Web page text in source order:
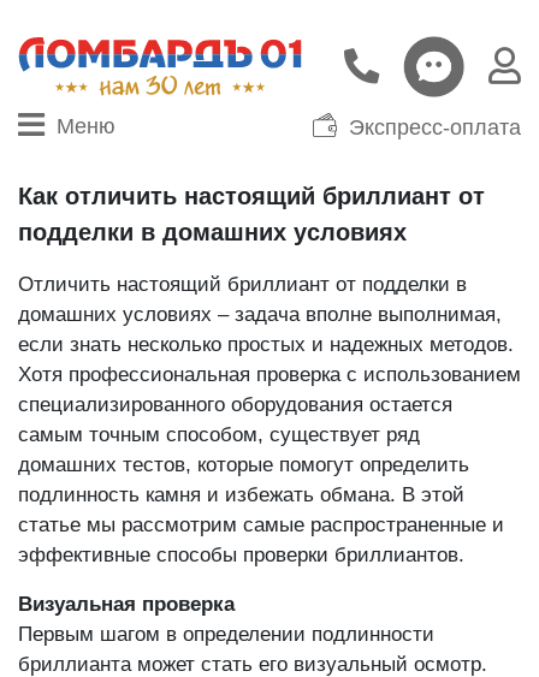
Меню Экспресс-оплата
Как отличить настоящий бриллиант от
подделки в домашних условиях
Отличить настоящий бриллиант от подделки в
домашних условиях – задача вполне выполнимая,
если знать несколько простых и надежных методов.
Хотя профессиональная проверка с использованием
специализированного оборудования остается
самым точным способом, существует ряд
домашних тестов, которые помогут определить
подлинность камня и избежать обмана. В этой
статье мы рассмотрим самые распространенные и
эффективные способы проверки бриллиантов.
Визуальная проверка
Первым шагом в определении подлинности
бриллианта может стать его визуальный осмотр.